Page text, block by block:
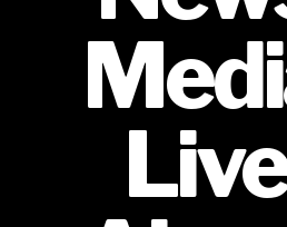
Live